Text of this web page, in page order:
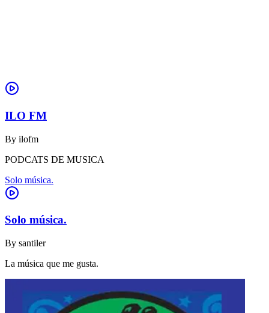
ILO FM
By ilofm
PODCATS DE MUSICA
Solo música.
Solo música.
By santiler
La música que me gusta.